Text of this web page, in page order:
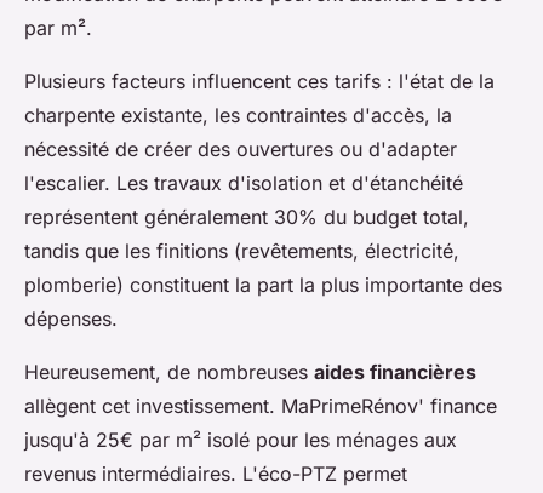
par m².
Plusieurs facteurs influencent ces tarifs : l'état de la
charpente existante, les contraintes d'accès, la
nécessité de créer des ouvertures ou d'adapter
l'escalier. Les travaux d'isolation et d'étanchéité
représentent généralement 30% du budget total,
tandis que les finitions (revêtements, électricité,
plomberie) constituent la part la plus importante des
dépenses.
Heureusement, de nombreuses aides financières
allègent cet investissement. MaPrimeRénov' finance
jusqu'à 25€ par m² isolé pour les ménages aux
revenus intermédiaires. L'éco-PTZ permet